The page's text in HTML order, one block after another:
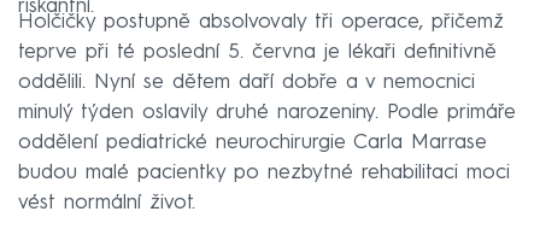
riskantní.
Holčičky postupně absolvovaly tři operace, přičemž
teprve při té poslední 5. června je lékaři definitivně
oddělili. Nyní se dětem daří dobře a v nemocnici
minulý týden oslavily druhé narozeniny. Podle primáře
oddělení pediatrické neurochirurgie Carla Marrase
budou malé pacientky po nezbytné rehabilitaci moci
vést normální život.